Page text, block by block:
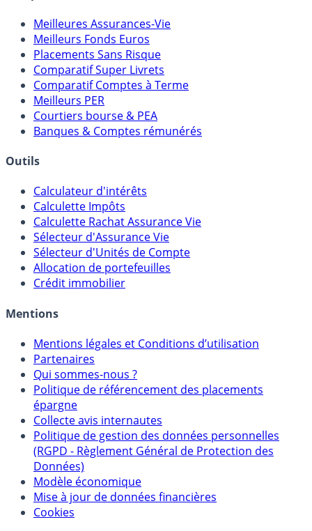
Comparatifs
Meilleures Assurances-Vie
Meilleurs Fonds Euros
Placements Sans Risque
Comparatif Super Livrets
Comparatif Comptes à Terme
Meilleurs PER
Banques & Comptes rémunérés
Outils
Calculateur d'intérêts
Calculette Impôts
Calculette Rachat Assurance Vie
Sélecteur d'Assurance Vie
Sélecteur d'Unités de Compte
Crédit immobilier
Mentions
Mentions légales et Conditions d’utilisation
Partenaires
Qui sommes-nous ?
Politique de référencement des placements
épargne
Collecte avis internautes
Politique de gestion des données personnelles
(RGPD - Règlement Général de Protection des
Données)
Modèle économique